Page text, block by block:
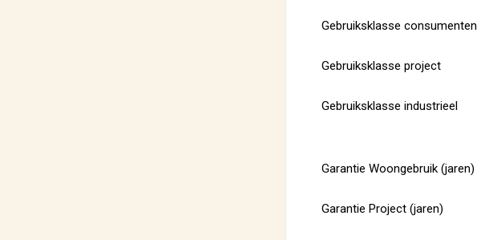
Gebruiksklasse consumenten
Gebruiksklasse project
Gebruiksklasse industrieel
Garantie Woongebruik (jaren)
Garantie Project (jaren)